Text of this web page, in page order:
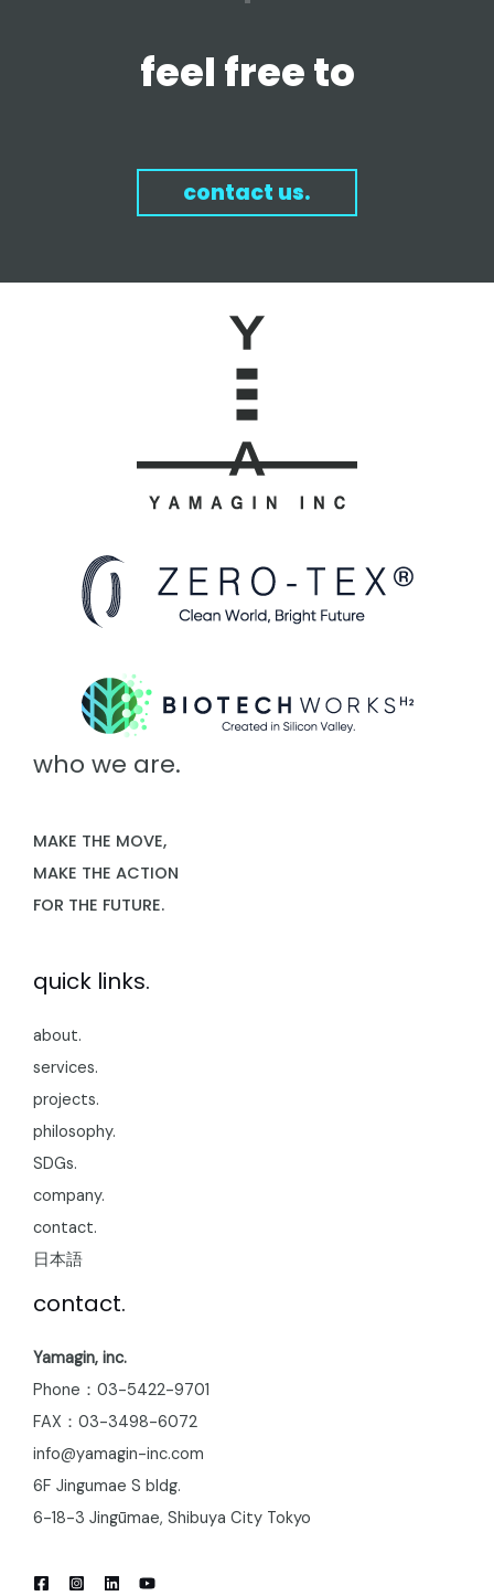
feel free to
contact us.
who we are.
MAKE THE MOVE,
MAKE THE ACTION
FOR THE FUTURE.
quick links.
about.
services.
projects.
philosophy.
SDGs.
company.
contact.
日本語
contact.
Yamagin, inc.
Phone：03-5422-9701
FAX：03-3498-6072
info@yamagin-inc.com
6F Jingumae S bldg.
6-18-3 Jingūmae, Shibuya City Tokyo